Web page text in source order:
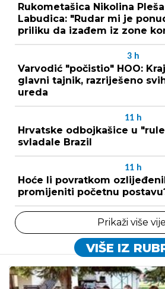
Rukometašica Nikolina
Labudica: "Rudar mi je
priliku da izađem iz zone
3 h
Varvodić "počistio" HOO:
glavni tajnik, razriješeno
ureda
11 h
Hrvatske odbojkašice u
svladale Brazil
11 h
Hoće li povratkom
promijeniti početnu
Prikaži više
VIŠE IZ